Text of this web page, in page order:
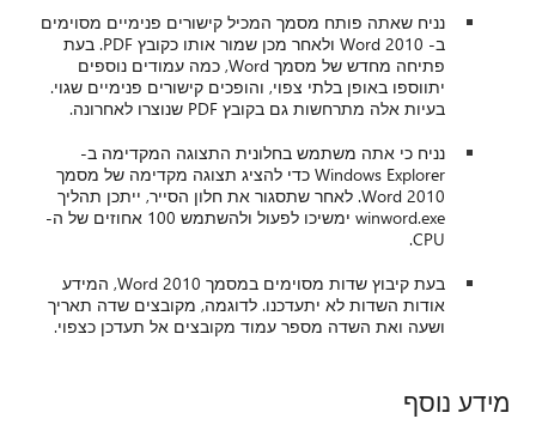
נניח שאתה פותח מסמך המכיל קישורים פנימיים מסוימים
ב- Word 2010 ולאחר מכן שמור אותו כקובץ PDF. בעת
פתיחה מחדש של מסמך Word, כמה עמודים נוספים
יתווספו באופן בלתי צפוי, והופכים קישורים פנימיים שגוי.
בעיות אלה מתרחשות גם בקובץ PDF שנוצרו לאחרונה.
נניח כי אתה משתמש בחלונית התצוגה המקדימה ב-
Windows Explorer כדי להציג תצוגה מקדימה של מסמך
Word 2010. לאחר שתסגור את חלון הסייר, ייתכן תהליך
winword.exe ימשיכו לפעול ולהשתמש 100 אחוזים של ה-
CPU.
בעת קיבוץ שדות מסוימים במסמך Word 2010, המידע
אודות השדות לא יתעדכנו. לדוגמה, מקובצים שדה תאריך
ושעה ואת השדה מספר עמוד מקובצים אל תעדכן כצפוי.
מידע נוסף